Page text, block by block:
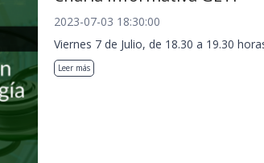
2023-07-03 18:30:00
Viernes 7 de Julio, de 18.30 a 19.30
Leer más